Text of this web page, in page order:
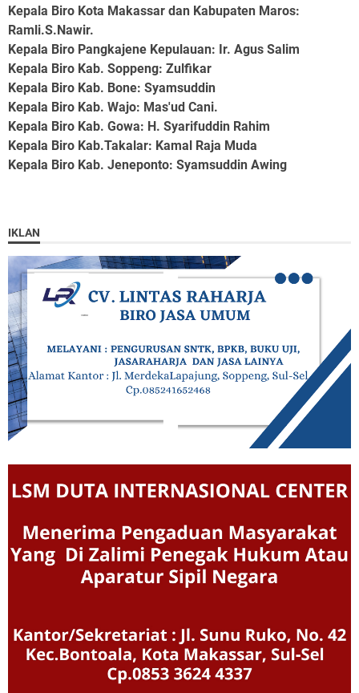
Kepala Biro Kota Makassar dan Kabupaten Maros:
Ramli.S.Nawir.
Kepala Biro Pangkajene Kepulauan: Ir. Agus Salim
Kepala Biro Kab. Soppeng: Zulfikar
Kepala Biro Kab. Bone: Syamsuddin
Kepala Biro Kab. Wajo: Mas'ud Cani.
Kepala Biro Kab. Gowa: H. Syarifuddin Rahim
Kepala Biro Kab.Takalar: Kamal Raja Muda
Kepala Biro Kab. Jeneponto: Syamsuddin Awing
IKLAN